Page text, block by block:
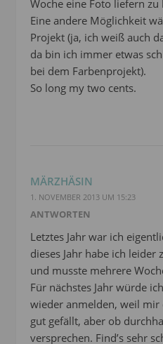
Woche eine Foto liefern zu
Eine andere Möglichkeit
Projekt (ja, ich weiß auch
da bin ich immer etwas
bei dem Farbenprojekt).
So long my two cents.
MÄRZHÄSIN
1. NOVEMBER 2013 UM 15:23
ANTWORTEN
Letztes Jahr war ich
dieses Jahr habe ich leider
und musste mehrere
Für nächstes Jahr würde
wieder anmelden, weil mir
gut gefällt, aber ob
versprechen. Find’s sehr